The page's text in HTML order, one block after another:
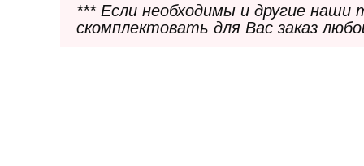
*** Если необходимы и другие
скомплектовать для Вас заказ